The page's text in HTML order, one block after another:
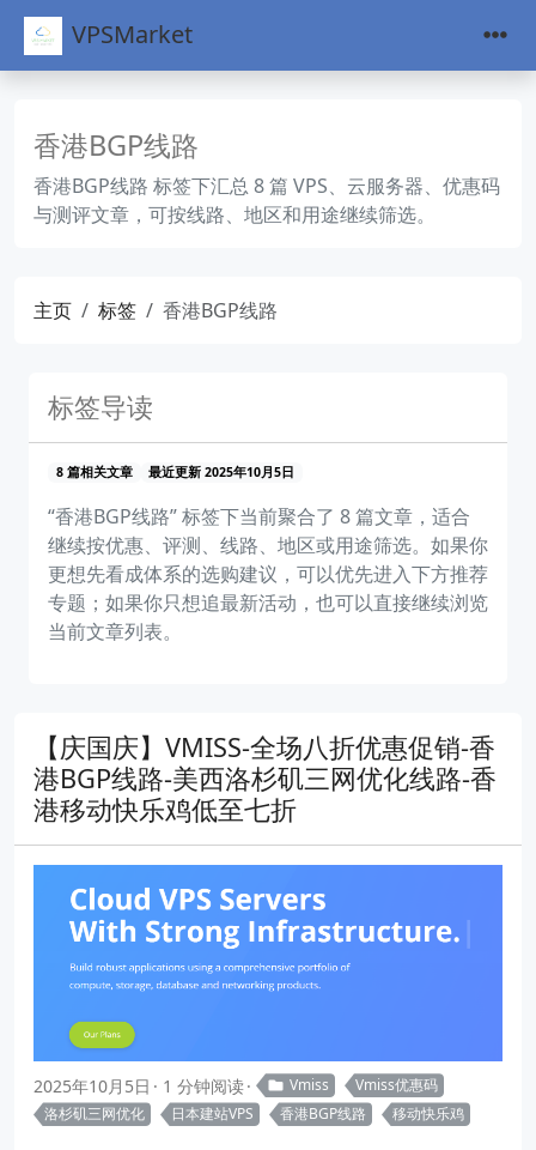
VPSMarket
香港BGP线路
香港BGP线路 标签下汇总 8 篇 VPS、云服务器、优惠码
与测评文章，可按线路、地区和用途继续筛选。
主页 标签 香港BGP线路
标签导读
8 篇相关文章 最近更新 2025年10月5日
“香港BGP线路” 标签下当前聚合了 8 篇文章，适合
继续按优惠、评测、线路、地区或用途筛选。如果你
更想先看成体系的选购建议，可以优先进入下方推荐
专题；如果你只想追最新活动，也可以直接继续浏览
当前文章列表。
【庆国庆】VMISS-全场八折优惠促销-香
港BGP线路-美西洛杉矶三网优化线路-香
港移动快乐鸡低至七折
2025年10月5日 1 分钟阅读 Vmiss
Vmiss优惠码
洛杉矶三网优化
日本建站VPS 香港BGP线路 移动快乐鸡